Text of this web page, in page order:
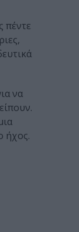
πέντε
να
ήχος.